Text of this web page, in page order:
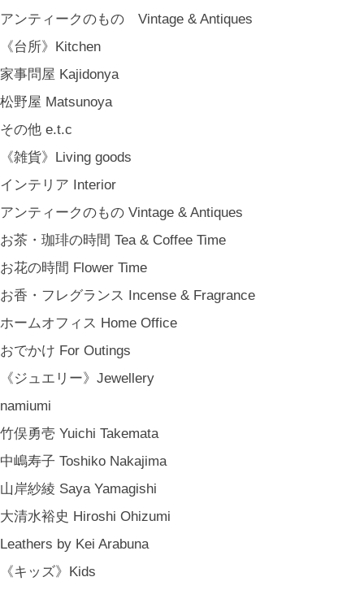
アンティークのもの Vintage & Antiques
《台所》Kitchen
家事問屋 Kajidonya
松野屋 Matsunoya
その他 e.t.c
《雑貨》Living goods
インテリア Interior
アンティークのもの Vintage & Antiques
お茶・珈琲の時間 Tea & Coffee Time
お花の時間 Flower Time
お香・フレグランス Incense & Fragrance
ホームオフィス Home Office
おでかけ For Outings
《ジュエリー》Jewellery
namiumi
竹俣勇壱 Yuichi Takemata
中嶋寿子 Toshiko Nakajima
山岸紗綾 Saya Yamagishi
大清水裕史 Hiroshi Ohizumi
Leathers by Kei Arabuna
《キッズ》Kids